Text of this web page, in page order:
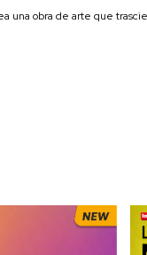
una obra de arte que